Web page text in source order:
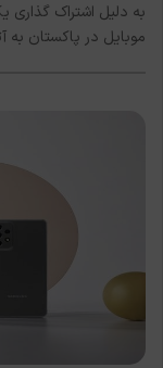
موبایل در پاکستان به آتش